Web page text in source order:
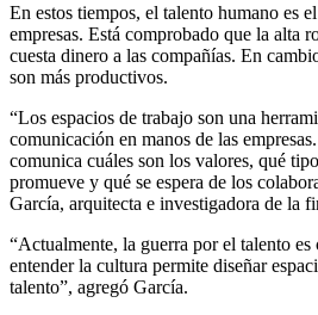
En estos tiempos, el talento humano es
empresas. Está comprobado que la alta
cuesta dinero a las compañías. En
son más productivos.
“Los espacios de trabajo son una
comunicación en manos de las
comunica cuáles son los valores, qué
promueve y qué se espera de los
García, arquitecta e investigadora de la
“Actualmente, la guerra por el talento es
entender la cultura permite diseñar
talento”, agregó García.